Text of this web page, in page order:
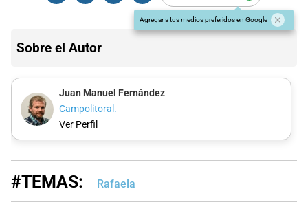
Agregar a tus medios preferidos en Google
Sobre el Autor
Juan Manuel Fernández
Campolitoral.
Ver Perfil
#TEMAS: Rafaela